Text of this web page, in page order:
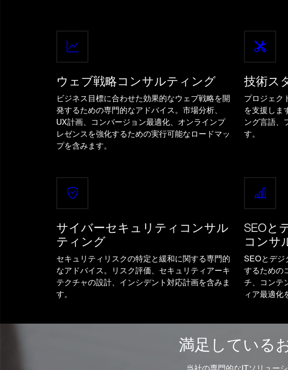
ウェブ戦略コンサルティング
ビジネス目標に合わせた効果的なウェブ戦略を開
発するための専門的なアドバイス。市場分析、
UX計画、コンバージョン最適化、オンラインプ
レゼンスを強化するための実行可能なロードマッ
プを含みます。
技術ス
プロジェク
を支援しま
ング言語、
す。
サイバーセキュリティコンサル
ティング
セキュリティリスクの特定と緩和に関する専門的
なアドバイス。リスク評価、セキュリティアーキ
テクチャの設計、インシデント対応計画を含みま
す。
SEOと
コンサ
SEOとデジ
するための
チ、コンテ
ィア最適化
満足している
当社の専門的なITソリュー